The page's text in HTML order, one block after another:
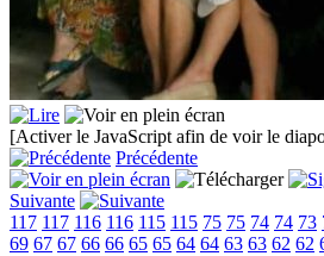
[Activer le JavaScript afin de voir le
Précédente
Suivante
117 117 116 116 115 115 75 75 74 74 73
69 67 67 66 66 65 65 64 64 63 63 62 62